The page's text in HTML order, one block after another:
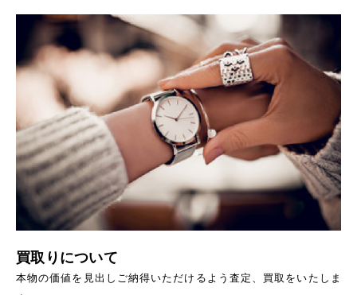
買取りについて
本物の価値を見出しご納得いただけるよう査定、買取をいたしま